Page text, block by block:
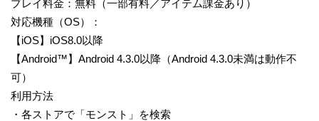
プレイ料金：無料（一部有料／アイテム課金あり）
対応機種（OS）：
【iOS】iOS8.0以降
【Android™】Android 4.3.0以降（Android 4.3.0未満は動作不
可）
利用方法
・各ストアで「モンスト」を検索